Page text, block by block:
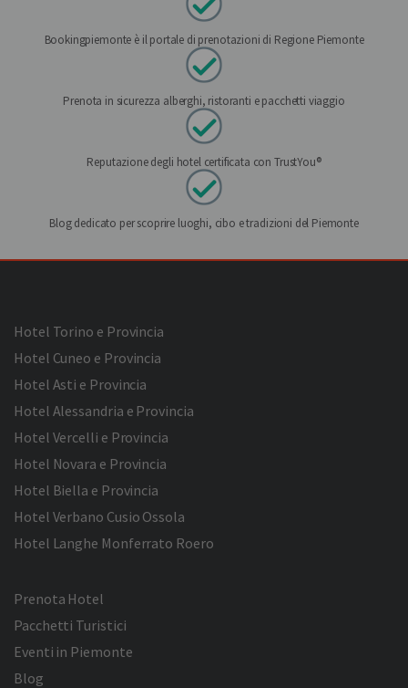
Bookingpiemonte è il portale di prenotazioni di Regione Piemonte
Prenota in sicurezza alberghi, ristoranti e pacchetti viaggio
Reputazione degli hotel certificata con TrustYou®
Blog dedicato per scoprire luoghi, cibo e tradizioni del Piemonte
Hotel Torino e Provincia
Hotel Cuneo e Provincia
Hotel Asti e Provincia
Hotel Alessandria e Provincia
Hotel Vercelli e Provincia
Hotel Novara e Provincia
Hotel Biella e Provincia
Hotel Verbano Cusio Ossola
Hotel Langhe Monferrato Roero
Prenota Hotel
Pacchetti Turistici
Eventi in Piemonte
Blog